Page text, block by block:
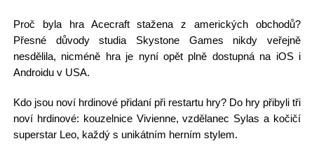
Proč byla hra Acecraft stažena z amerických obchodů?
Přesné důvody studia Skystone Games nikdy veřejně
nesdělila, nicméně hra je nyní opět plně dostupná na iOS i
Androidu v USA.
Kdo jsou noví hrdinové přidaní při restartu hry? Do hry přibyli tři
noví hrdinové: kouzelnice Vivienne, vzdělanec Sylas a kočičí
superstar Leo, každý s unikátním herním stylem.